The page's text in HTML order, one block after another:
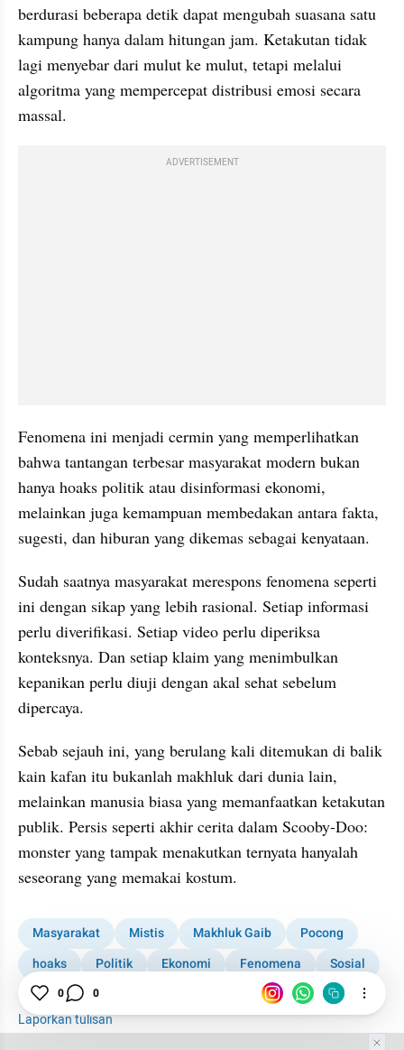
berdurasi beberapa detik dapat mengubah suasana satu
kampung hanya dalam hitungan jam. Ketakutan tidak
lagi menyebar dari mulut ke mulut, tetapi melalui
algoritma yang mempercepat distribusi emosi secara
massal.
ADVERTISEMENT
Fenomena ini menjadi cermin yang memperlihatkan
bahwa tantangan terbesar masyarakat modern bukan
hanya hoaks politik atau disinformasi ekonomi,
melainkan juga kemampuan membedakan antara fakta,
sugesti, dan hiburan yang dikemas sebagai kenyataan.
Sudah saatnya masyarakat merespons fenomena seperti
ini dengan sikap yang lebih rasional. Setiap informasi
perlu diverifikasi. Setiap video perlu diperiksa
konteksnya. Dan setiap klaim yang menimbulkan
kepanikan perlu diuji dengan akal sehat sebelum
dipercaya.
Sebab sejauh ini, yang berulang kali ditemukan di balik
kain kafan itu bukanlah makhluk dari dunia lain,
melainkan manusia biasa yang memanfaatkan ketakutan
publik. Persis seperti akhir cerita dalam Scooby-Doo:
monster yang tampak menakutkan ternyata hanyalah
seseorang yang memakai kostum.
Masyarakat Mistis Makhluk Gaib
Pocong
hoaks
Politik Ekonomi Fenomena
Sosial
Misteri
Laporkan tulisan
0 0